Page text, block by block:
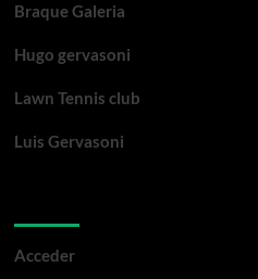
Braque Galeria
Hugo gervasoni
Lawn Tennis club
Luis Gervasoni
Acceder